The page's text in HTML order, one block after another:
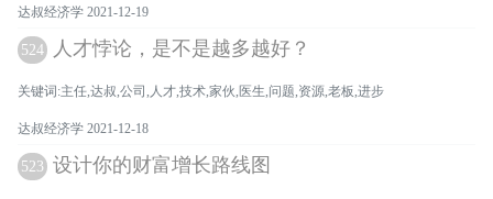
达叔经济学 2021-12-19
524 人才悖论，是不是越多越好？
关键词:主任,达叔,公司,人才,技术,家伙,医生,问题,资源,老板,进步
达叔经济学 2021-12-18
523 设计你的财富增长路线图